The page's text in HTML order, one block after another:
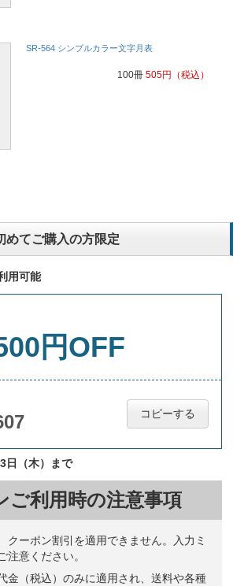
SR-564 シンプルカラー文字月表
100冊 505円 （税込）
めてご購入の方限定
用可能
円OFF
コピーする
日（木）まで
ご利用時の注意事項
クーポン割引を適用できません。入力ミ
注意ください。
金（税込）のみに適用され、送料や各種